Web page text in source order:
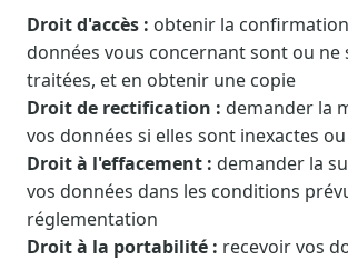
Droit d'accès : obtenir la
données vous concernant sont ou ne
traitées, et en obtenir une copie
Droit de rectification : demander la
vos données si elles sont inexactes
Droit à l'effacement : demander la
vos données dans les conditions
réglementation
Droit à la portabilité : recevoir vos